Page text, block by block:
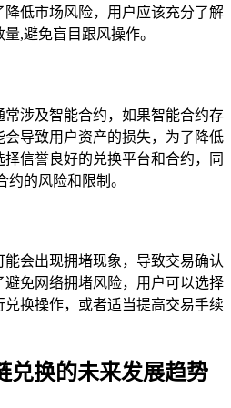
低市场风险，用户应该充分了解
,避免盲目跟风操作。
涉及智能合约，如果智能合约存
导致用户资产的损失，为了降低
信誉良好的兑换平台和合约，同
约的风险和限制。
会出现拥堵现象，导致交易确认
免网络拥堵风险，用户可以选择
换操作，或者适当提高交易手续
兑换的未来发展趋势